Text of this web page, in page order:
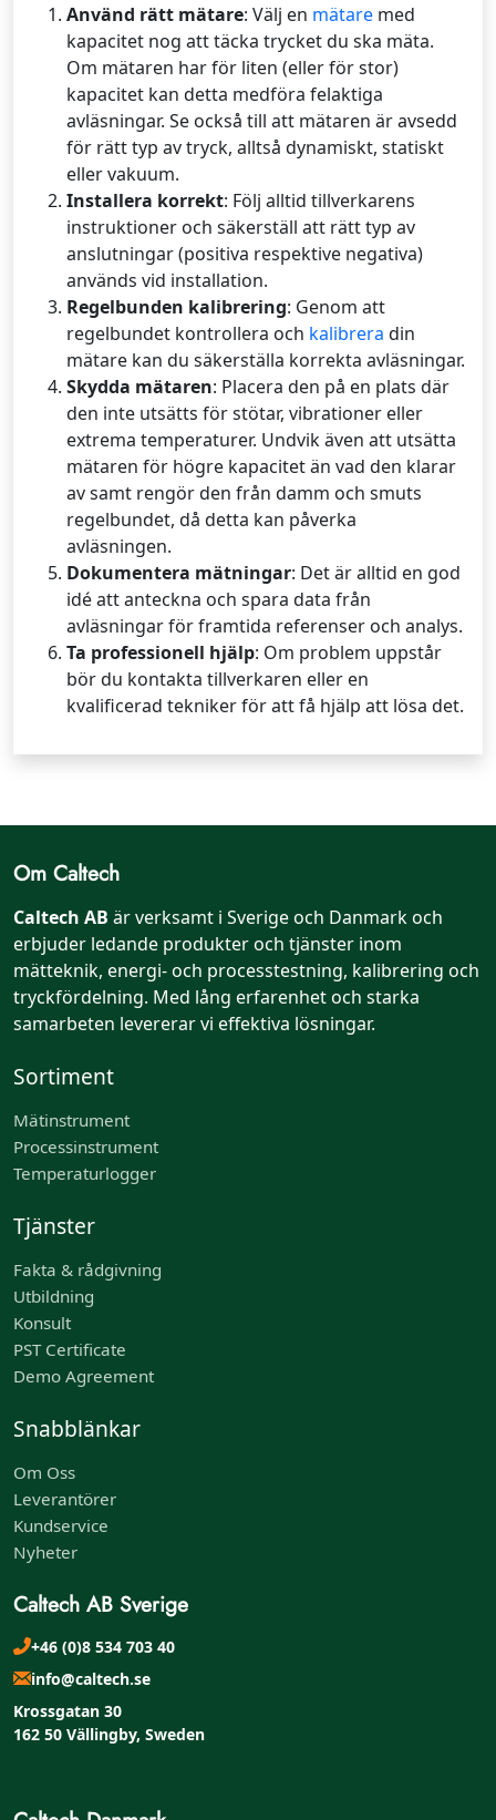
Använd rätt mätare: Välj en mätare med
kapacitet nog att täcka trycket du ska mäta.
Om mätaren har för liten (eller för stor)
kapacitet kan detta medföra felaktiga
avläsningar. Se också till att mätaren är avsedd
för rätt typ av tryck, alltså dynamiskt, statiskt
eller vakuum.
Installera korrekt: Följ alltid tillverkarens
instruktioner och säkerställ att rätt typ av
anslutningar (positiva respektive negativa)
används vid installation.
Regelbunden kalibrering: Genom att
regelbundet kontrollera och kalibrera din
mätare kan du säkerställa korrekta avläsningar.
Skydda mätaren: Placera den på en plats där
den inte utsätts för stötar, vibrationer eller
extrema temperaturer. Undvik även att utsätta
mätaren för högre kapacitet än vad den klarar
av samt rengör den från damm och smuts
regelbundet, då detta kan påverka
avläsningen.
Dokumentera mätningar: Det är alltid en god
idé att anteckna och spara data från
avläsningar för framtida referenser och analys.
Ta professionell hjälp: Om problem uppstår
bör du kontakta tillverkaren eller en
kvalificerad tekniker för att få hjälp att lösa det.
Om Caltech
Caltech AB är verksamt i Sverige och Danmark och
erbjuder ledande produkter och tjänster inom
mätteknik, energi- och processtestning, kalibrering och
tryckfördelning. Med lång erfarenhet och starka
samarbeten levererar vi effektiva lösningar.
Sortiment
Mätinstrument
Processinstrument
Temperaturlogger
Tjänster
Fakta & rådgivning
Utbildning
Konsult
PST Certificate
Demo Agreement
Snabblänkar
Om Oss
Leverantörer
Kundservice
Nyheter
Caltech AB Sverige
+46 (0)8 534 703 40
info@caltech.se
Krossgatan 30
162 50 Vällingby, Sweden